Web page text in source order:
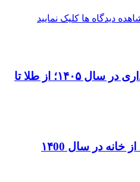
بهترین روش‌های سرمایه‌گذاری در سال ۱۴۰۵؛ از طلا تا
در سال ۱۴00
دیدگاه ها کلیک نمایید